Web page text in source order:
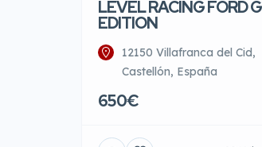
LEVEL RACING FORD
EDITION
12150 Villafranca del Cid,
Castellón, España
650€